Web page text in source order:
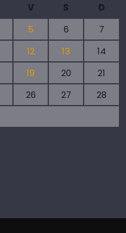
V S
D
5 6
7
12 13
14
19 20
21
26 27
28